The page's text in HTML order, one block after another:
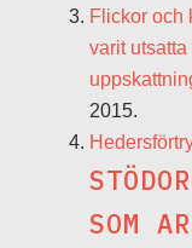
Flickor och
varit
2015.
SOM